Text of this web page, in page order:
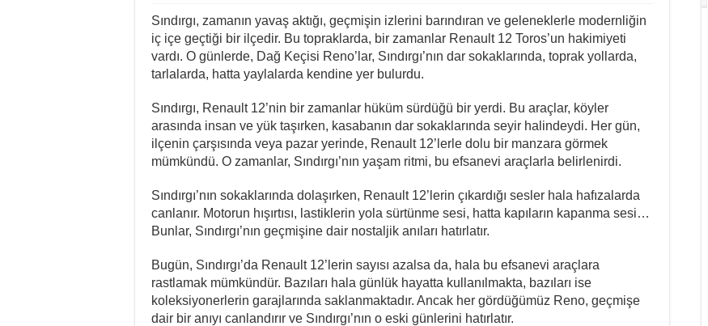
2
için
Sındırgı, zamanın yavaş aktığı, geçmişin izlerini barındıran ve geleneklerle modernliğin
iç içe geçtiği bir ilçedir. Bu topraklarda, bir zamanlar Renault 12 Toros’un hakimiyeti
vardı. O günlerde, Dağ Keçisi Reno’lar, Sındırgı’nın dar sokaklarında, toprak yollarda,
tarlalarda, hatta yaylalarda kendine yer bulurdu.
Sındırgı, Renault 12’nin bir zamanlar hüküm sürdüğü bir yerdi. Bu araçlar, köyler
arasında insan ve yük taşırken, kasabanın dar sokaklarında seyir halindeydi. Her gün,
ilçenin çarşısında veya pazar yerinde, Renault 12’lerle dolu bir manzara görmek
mümkündü. O zamanlar, Sındırgı’nın yaşam ritmi, bu efsanevi araçlarla belirlenirdi.
Sındırgı’nın sokaklarında dolaşırken, Renault 12’lerin çıkardığı sesler hala hafızalarda
canlanır. Motorun hışırtısı, lastiklerin yola sürtünme sesi, hatta kapıların kapanma sesi…
Bunlar, Sındırgı’nın geçmişine dair nostaljik anıları hatırlatır.
Bugün, Sındırgı’da Renault 12’lerin sayısı azalsa da, hala bu efsanevi araçlara
rastlamak mümkündür. Bazıları hala günlük hayatta kullanılmakta, bazıları ise
koleksiyonerlerin garajlarında saklanmaktadır. Ancak her gördüğümüz Reno, geçmişe
dair bir anıyı canlandırır ve Sındırgı’nın o eski günlerini hatırlatır.